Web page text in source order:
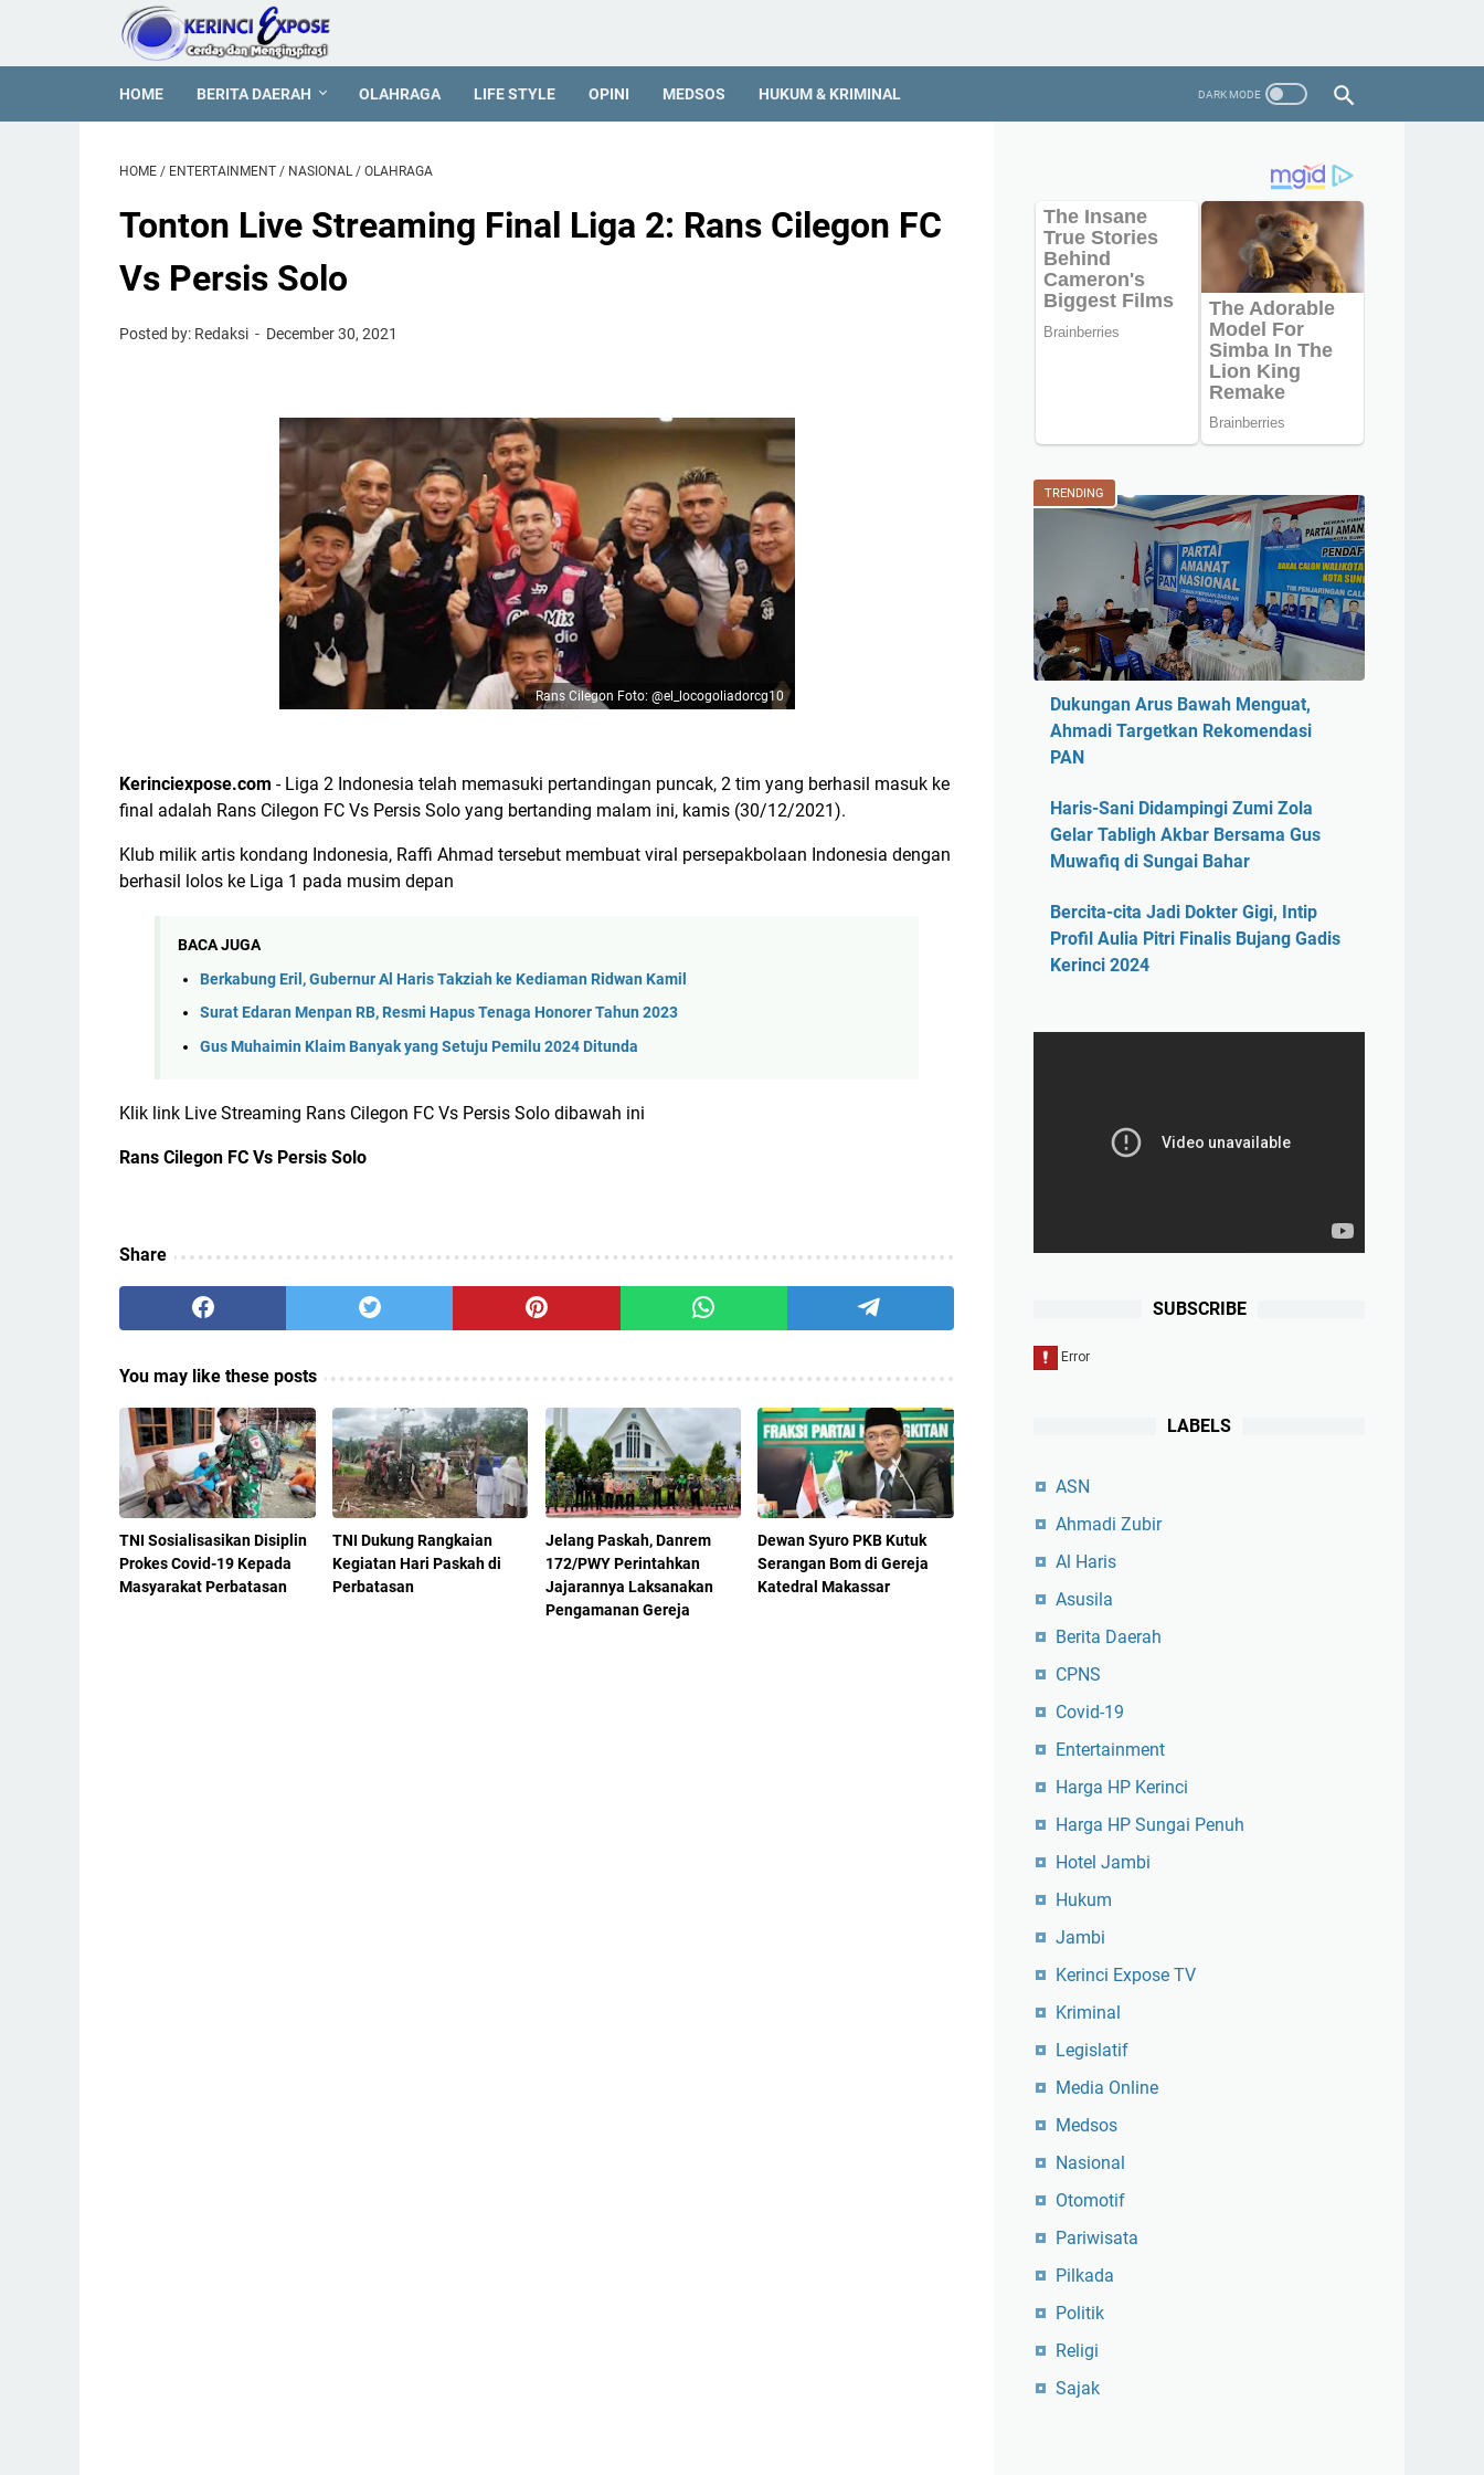
HOME BERITA DAERAH OLAHRAGA LIFE STYLE OPINI MEDSOS HUKUM & KRIMINAL
HOME / ENTERTAINMENT / NASIONAL / OLAHRAGA
Tonton Live Streaming Final Liga 2: Rans Cilegon FC
Vs Persis Solo
Posted by: Redaksi December 30, 2021
Rans Cilegon Foto: @el_locogoliadorcg10
Kerinciexpose.com - Liga 2 Indonesia telah memasuki pertandingan puncak, 2 tim yang berhasil masuk ke
final adalah Rans Cilegon FC Vs Persis Solo yang bertanding malam ini, kamis (30/12/2021).
Klub milik artis kondang Indonesia, Raffi Ahmad tersebut membuat viral persepakbolaan Indonesia dengan
berhasil lolos ke Liga 1 pada musim depan
BACA JUGA
Berkabung Eril, Gubernur Al Haris Takziah ke Kediaman Ridwan Kamil
Surat Edaran Menpan RB, Resmi Hapus Tenaga Honorer Tahun 2023
Gus Muhaimin Klaim Banyak yang Setuju Pemilu 2024 Ditunda
Klik link Live Streaming Rans Cilegon FC Vs Persis Solo dibawah ini
Rans Cilegon FC Vs Persis Solo
Share
You may like these posts
TNI Sosialisasikan Disiplin
Prokes Covid-19 Kepada
Masyarakat Perbatasan
TNI Dukung Rangkaian
Kegiatan Hari Paskah di
Perbatasan
Jelang Paskah, Danrem
172/PWY Perintahkan
Jajarannya Laksanakan
Pengamanan Gereja
Dewan Syuro PKB Kutuk
Serangan Bom di Gereja
Katedral Makassar
TRENDING
Dukungan Arus Bawah Menguat,
Ahmadi Targetkan Rekomendasi
PAN
Haris-Sani Didampingi Zumi Zola
Gelar Tabligh Akbar Bersama Gus
Muwafiq di Sungai Bahar
Bercita-cita Jadi Dokter Gigi, Intip
Profil Aulia Pitri Finalis Bujang Gadis
Kerinci 2024
SUBSCRIBE
LABELS
ASN
Ahmadi Zubir
Al Haris
Asusila
Berita Daerah
CPNS
Covid-19
Entertainment
Harga HP Kerinci
Harga HP Sungai Penuh
Hotel Jambi
Hukum
Jambi
Kerinci Expose TV
Kriminal
Legislatif
Media Online
Medsos
Nasional
Otomotif
Pariwisata
Pilkada
Politik
Religi
Sajak